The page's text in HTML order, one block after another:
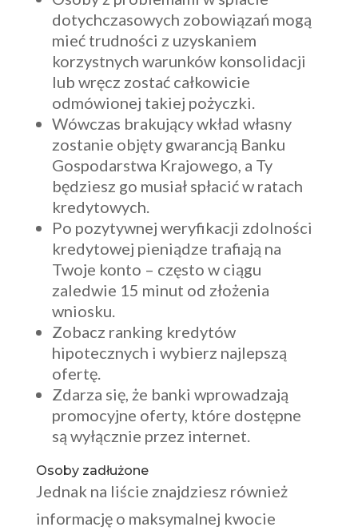
dotychczasowych zobowiązań mogą
mieć trudności z uzyskaniem
korzystnych warunków konsolidacji
lub wręcz zostać całkowicie
odmówionej takiej pożyczki.
Wówczas brakujący wkład własny
zostanie objęty gwarancją Banku
Gospodarstwa Krajowego, a Ty
będziesz go musiał spłacić w ratach
kredytowych.
Po pozytywnej weryfikacji zdolności
kredytowej pieniądze trafiają na
Twoje konto – często w ciągu
zaledwie 15 minut od złożenia
wniosku.
Zobacz ranking kredytów
hipotecznych i wybierz najlepszą
ofertę.
Zdarza się, że banki wprowadzają
promocyjne oferty, które dostępne
są wyłącznie przez internet.
Osoby zadłużone
Jednak na liście znajdziesz również
informację o maksymalnej kwocie